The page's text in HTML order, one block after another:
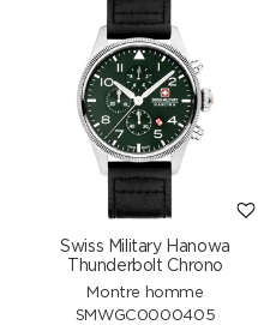
Swiss Military Hanowa
Thunderbolt Chrono
Montre homme
SMWGC0000405